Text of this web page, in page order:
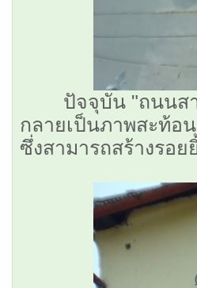
ปัจจุบัน "ถนนส
กลายเป็นภาพสะท้อ
ซึ่งสามารถสร้างรอ